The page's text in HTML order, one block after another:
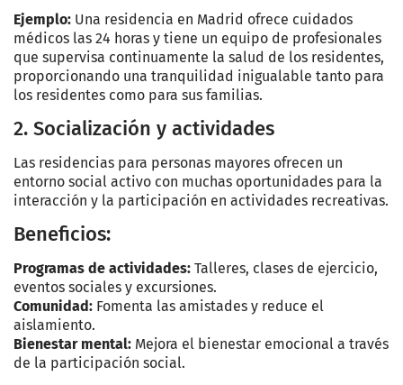
Ejemplo: Una residencia en Madrid ofrece cuidados
médicos las 24 horas y tiene un equipo de profesionales
que supervisa continuamente la salud de los residentes,
proporcionando una tranquilidad inigualable tanto para
los residentes como para sus familias.
2. Socialización y actividades
Las residencias para personas mayores ofrecen un
entorno social activo con muchas oportunidades para la
interacción y la participación en actividades recreativas.
Beneficios:
Programas de actividades: Talleres, clases de ejercicio,
eventos sociales y excursiones.
Comunidad: Fomenta las amistades y reduce el
aislamiento.
Bienestar mental: Mejora el bienestar emocional a través
de la participación social.